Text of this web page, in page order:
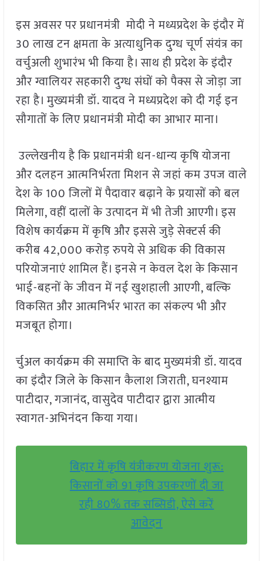
इस अवसर पर प्रधानमंत्री मोदी ने मध्यप्रदेश के इंदौर में
30 लाख टन क्षमता के अत्याधुनिक दुग्ध चूर्ण संयंत्र का
वर्चुअली शुभारंभ भी किया है। साथ ही प्रदेश के इंदौर
और ग्वालियर सहकारी दुग्ध संघों को पैक्स से जोड़ा जा
रहा है। मुख्यमंत्री डॉ. यादव ने मध्यप्रदेश को दी गई इन
सौगातों के लिए प्रधानमंत्री मोदी का आभार माना।
उल्लेखनीय है कि प्रधानमंत्री धन-धान्य कृषि योजना
और दलहन आत्मनिर्भरता मिशन से जहां कम उपज वाले
देश के 100 जिलों में पैदावार बढ़ाने के प्रयासों को बल
मिलेगा, वहीं दालों के उत्पादन में भी तेजी आएगी। इस
विशेष कार्यक्रम में कृषि और इससे जुड़े सेक्टर्स की
करीब 42,000 करोड़ रुपये से अधिक की विकास
परियोजनाएं शामिल हैं। इनसे न केवल देश के किसान
भाई-बहनों के जीवन में नई खुशहाली आएगी, बल्कि
विकसित और आत्मनिर्भर भारत का संकल्प भी और
मजबूत होगा।
र्चुअल कार्यक्रम की समाप्ति के बाद मुख्यमंत्री डॉ. यादव
का इंदौर जिले के किसान कैलाश जिराती, घनश्याम
पाटीदार, गजानंद, वासुदेव पाटीदार द्वारा आत्मीय
स्वागत-अभिनंदन किया गया।
बिहार में कृषि यंत्रीकरण योजना शुरू:
किसानों को 91 कृषि उपकरणों दी जा
रही 80% तक सब्सिडी, ऐसे करें
आवेदन